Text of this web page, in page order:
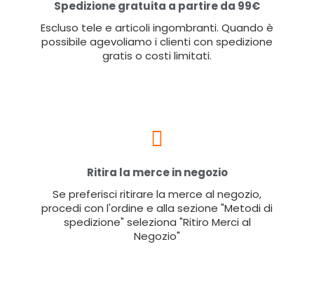
Spedizione gratuita a partire da 99€
Escluso tele e articoli ingombranti. Quando è
possibile agevoliamo i clienti con spedizione
gratis o costi limitati.
Ritira la merce in negozio
Se preferisci ritirare la merce al negozio,
procedi con l'ordine e alla sezione "Metodi di
spedizione" seleziona "Ritiro Merci al
Negozio"